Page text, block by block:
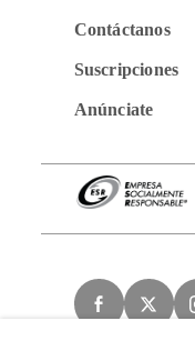
Contáctanos
Suscripciones
Anúnciate